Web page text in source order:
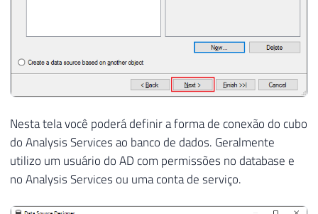
Nesta tela você poderá definir a forma de conexão do cubo
do Analysis Services ao banco de dados. Geralmente
utilizo um usuário do AD com permissões no database e
no Analysis Services ou uma conta de serviço.